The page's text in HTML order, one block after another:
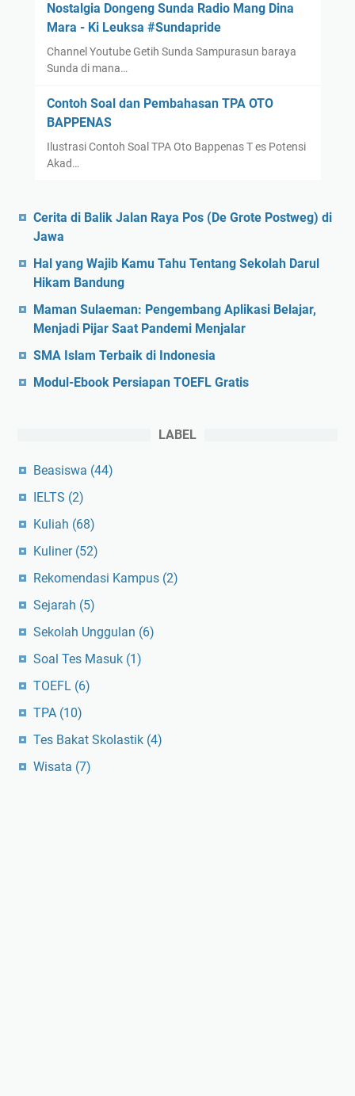
Nostalgia Dongeng Sunda Radio Mang Dina
Mara - Ki Leuksa #Sundapride
Channel Youtube Getih Sunda Sampurasun baraya
Sunda di mana…
Contoh Soal dan Pembahasan TPA OTO
BAPPENAS
Ilustrasi Contoh Soal TPA Oto Bappenas T es Potensi
Akad…
Cerita di Balik Jalan Raya Pos (De Grote Postweg) di
Jawa
Hal yang Wajib Kamu Tahu Tentang Sekolah Darul
Hikam Bandung
Maman Sulaeman: Pengembang Aplikasi Belajar,
Menjadi Pijar Saat Pandemi Menjalar
SMA Islam Terbaik di Indonesia
Modul-Ebook Persiapan TOEFL Gratis
LABEL
Beasiswa (44)
IELTS (2)
Kuliah (68)
Kuliner (52)
Rekomendasi Kampus (2)
Sejarah (5)
Sekolah Unggulan (6)
Soal Tes Masuk (1)
TOEFL (6)
TPA (10)
Tes Bakat Skolastik (4)
Wisata (7)